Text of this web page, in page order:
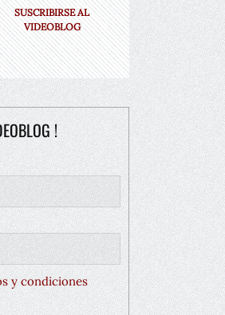
SUSCRIBIRSE AL
VIDEOBLOG
!
y condiciones